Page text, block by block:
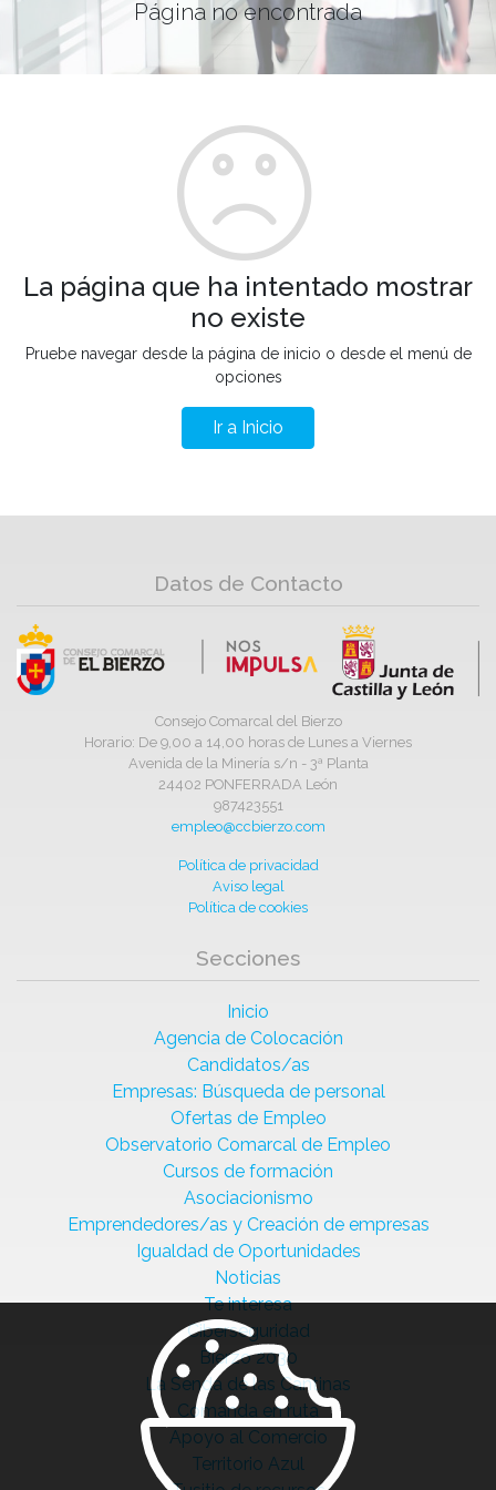
Página no encontrada
La página que ha intentado mostrar
no existe
Pruebe navegar desde la página de inicio o desde el menú de
opciones
Ir a Inicio
Datos de Contacto
Consejo Comarcal del Bierzo
Horario: De 9,00 a 14,00 horas de Lunes a Viernes
Avenida de la Minería s/n - 3ª Planta
24402 PONFERRADA León
987423551
empleo@ccbierzo.com
Política de privacidad
Aviso legal
Política de cookies
Secciones
Inicio
Agencia de Colocación
Candidatos/as
Empresas: Búsqueda de personal
Ofertas de Empleo
Observatorio Comarcal de Empleo
Cursos de formación
Asociacionismo
Emprendedores/as y Creación de empresas
Igualdad de Oportunidades
Noticias
Te interesa
Ciberseguridad
Bierzo 2030
La Senda de las Cantinas
Comanda en ruta
Apoyo al Comercio
Territorio Azul